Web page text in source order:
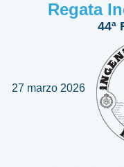
Regata
44ª
27 marzo 2026